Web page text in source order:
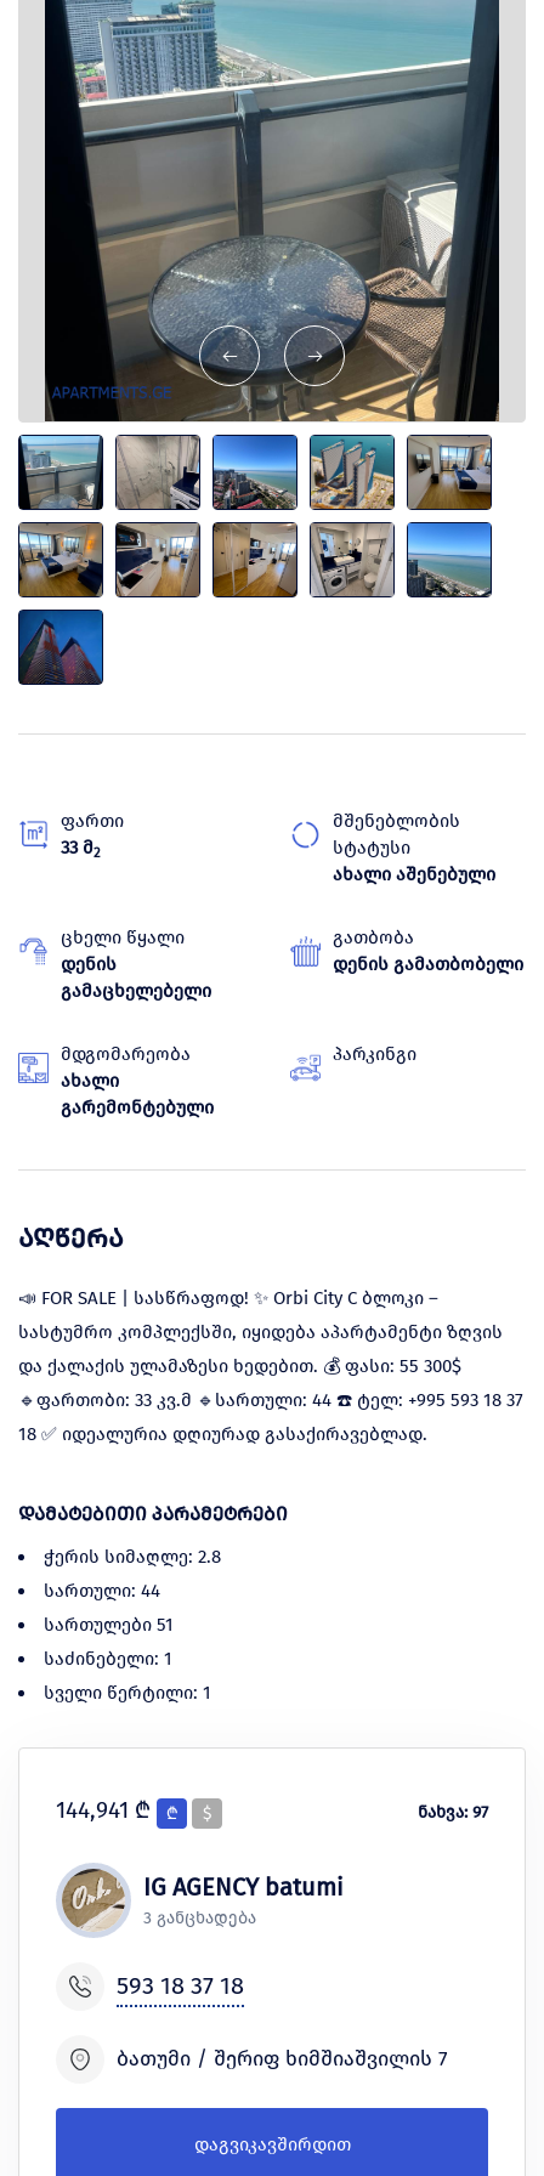
ფართი
33 მ2
მშენებლობის
სტატუსი
ახალი აშენებული
ცხელი წყალი
დენის
გამაცხელებელი
გათბობა
დენის გამათბობელი
მდგომარეობა
ახალი
გარემონტებული
პარკინგი
აღწერა
📣 FOR SALE | სასწრაფოდ! ✨ Orbi City C ბლოკი –
სასტუმრო კომპლექსში, იყიდება აპარტამენტი ზღვის
და ქალაქის ულამაზესი ხედებით. 💰 ფასი: 55 300$
🔹ფართობი: 33 კვ.მ 🔹სართული: 44 ☎️ ტელ: +995 593 18 37
18 ✅ იდეალურია დღიურად გასაქირავებლად.
დამატებითი პარამეტრები
ჭერის სიმაღლე: 2.8
სართული: 44
სართულები 51
საძინებელი: 1
სველი წერტილი: 1
144,941 ₾ ₾ $ ნახვა: 97
IG AGENCY batumi
3 განცხადება
593 18 37 18
ბათუმი / შერიფ ხიმშიაშვილის 7
დაგვიკავშირდით